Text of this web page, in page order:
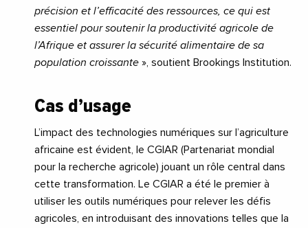
précision et l’efficacité des ressources, ce qui est
essentiel pour soutenir la productivité agricole de
l’Afrique et assurer la sécurité alimentaire de sa
population croissante », soutient Brookings Institution.
Cas d’usage
L’impact des technologies numériques sur l’agriculture
africaine est évident, le CGIAR (Partenariat mondial
pour la recherche agricole) jouant un rôle central dans
cette transformation. Le CGIAR a été le premier à
utiliser les outils numériques pour relever les défis
agricoles, en introduisant des innovations telles que la